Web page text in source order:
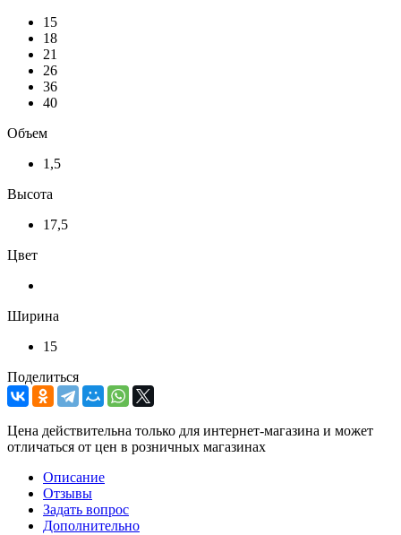
15
18
21
26
36
40
Объем
1,5
Высота
17,5
Цвет
Ширина
15
Поделиться
Цена действительна только для интернет-магазина и может
отличаться от цен в розничных магазинах
Описание
Отзывы
Задать вопрос
Дополнительно